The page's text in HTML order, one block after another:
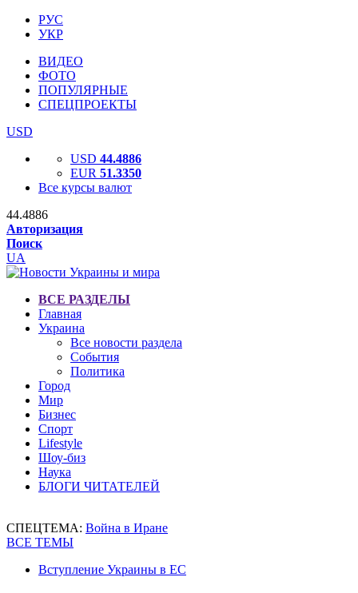
РУС
УКР
ВИДЕО
ФОТО
ПОПУЛЯРНЫЕ
СПЕЦПРОЕКТЫ
USD
USD 44.4886
EUR 51.3350
Все курсы валют
44.4886
Авторизация
Поиск
UA
ВСЕ РАЗДЕЛЫ
Главная
Украина
Все новости раздела
События
Политика
Город
Мир
Бизнес
Спорт
Lifestyle
Шоу-биз
Наука
БЛОГИ ЧИТАТЕЛЕЙ
СПЕЦТЕМА: Война в Иране
ВСЕ ТЕМЫ
Вступление Украины в ЕС